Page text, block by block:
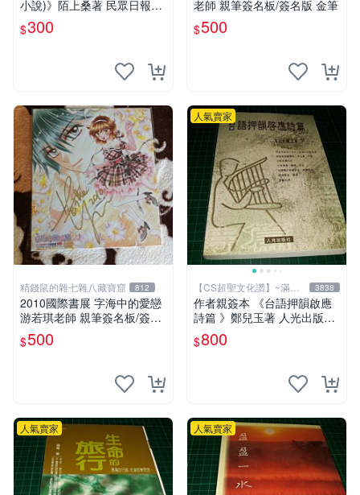
小說)》陌上桑著 民眾日報社
精裝本 8成新 【CS超聖文化
讚】
$300
老師 親筆簽名板/簽名版 金筆
$500
精錢鼠的雜七雜八藏寶窟 812
2010國際書展 字海中的愛戀
游若琪老師 親筆簽名板/簽名
版 金筆
$500
人氣賣家
【CS超聖文化讚】~滿千
元送運
3838
作者親簽本 《台語押韻啟應
詩篇 》鄭兒玉著 人光出版社
2002年初版 9成新 【CS超聖
文化讚】
$800
人氣賣家 人氣賣家